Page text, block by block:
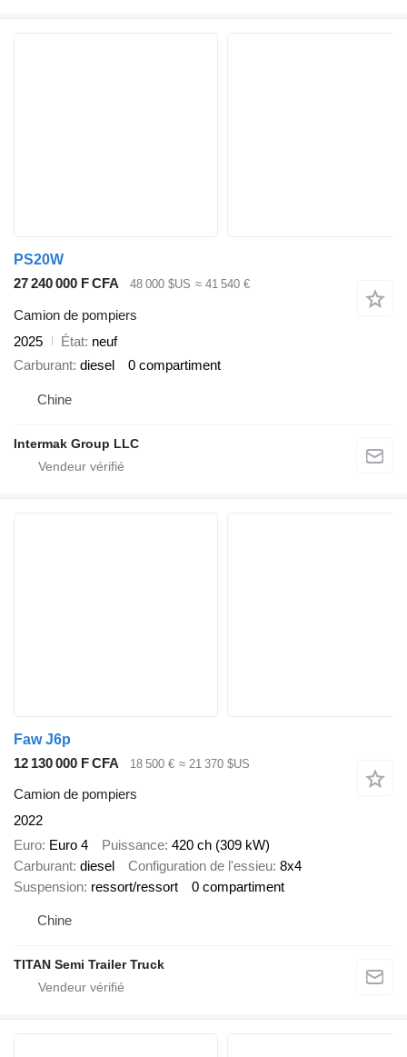
PS20W
27 240 000 F CFA
48 000 $US ≈ 41 540 €
Camion de pompiers
2025
État neuf
Carburant diesel 0 compartiment
Chine
Intermak Group LLC
Faw J6p
12 130 000 F CFA
18 500 € ≈ 21 370 $US
Camion de pompiers
2022
Euro Euro 4 Puissance 420 ch (309 kW)
Carburant diesel Configuration de l'essieu 8x4
Suspension ressort/ressort 0 compartiment
Chine
TITAN Semi Trailer Truck